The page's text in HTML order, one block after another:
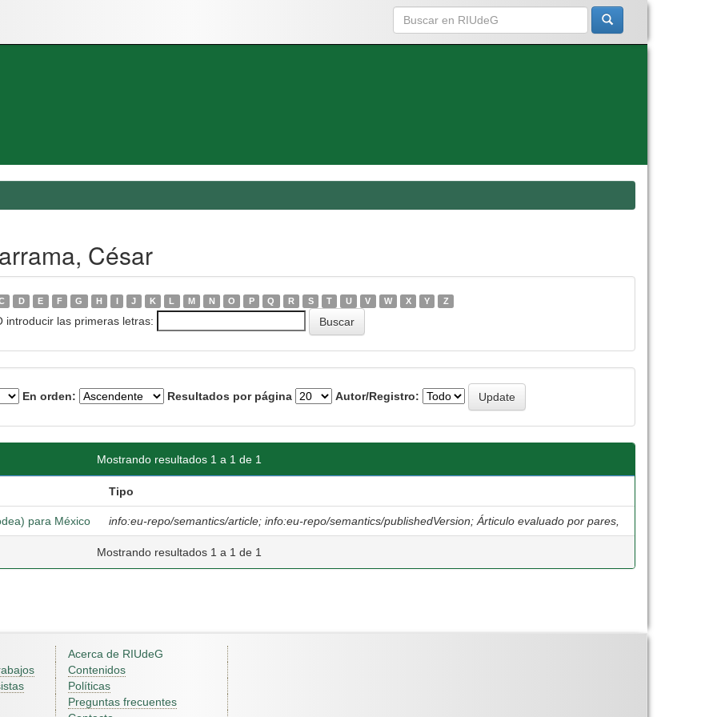
César
D E F G H I J K L M N O P Q R S T U V W X Y Z
introducir las primeras letras:
En orden: Resultados por página Autor/Registro:
Mostrando resultados 1 a 1 de 1
Tipo
para México info:eu-repo/semantics/article; info:eu-repo/semantics/publishedVersion; Árticulo evaluado por pares,
Mostrando resultados 1 a 1 de 1
Acerca de RIUdeG
Contenidos
Políticas
Preguntas frecuentes